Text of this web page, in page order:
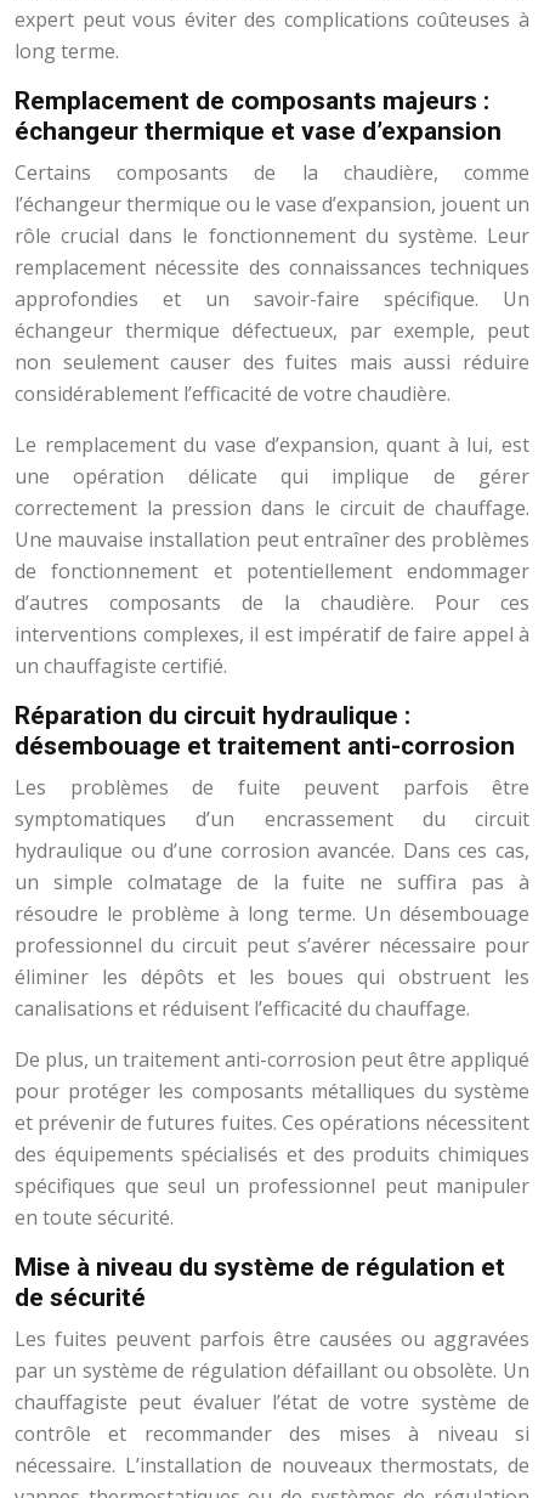
expert peut vous éviter des complications coûteuses à
long terme.
Remplacement de composants majeurs :
échangeur thermique et vase d’expansion
Certains composants de la chaudière, comme
l’échangeur thermique ou le vase d’expansion, jouent un
rôle crucial dans le fonctionnement du système. Leur
remplacement nécessite des connaissances techniques
approfondies et un savoir-faire spécifique. Un
échangeur thermique défectueux, par exemple, peut
non seulement causer des fuites mais aussi réduire
considérablement l’efficacité de votre chaudière.
Le remplacement du vase d’expansion, quant à lui, est
une opération délicate qui implique de gérer
correctement la pression dans le circuit de chauffage.
Une mauvaise installation peut entraîner des problèmes
de fonctionnement et potentiellement endommager
d’autres composants de la chaudière. Pour ces
interventions complexes, il est impératif de faire appel à
un chauffagiste certifié.
Réparation du circuit hydraulique :
désembouage et traitement anti-corrosion
Les problèmes de fuite peuvent parfois être
symptomatiques d’un encrassement du circuit
hydraulique ou d’une corrosion avancée. Dans ces cas,
un simple colmatage de la fuite ne suffira pas à
résoudre le problème à long terme. Un désembouage
professionnel du circuit peut s’avérer nécessaire pour
éliminer les dépôts et les boues qui obstruent les
canalisations et réduisent l’efficacité du chauffage.
De plus, un traitement anti-corrosion peut être appliqué
pour protéger les composants métalliques du système
et prévenir de futures fuites. Ces opérations nécessitent
des équipements spécialisés et des produits chimiques
spécifiques que seul un professionnel peut manipuler
en toute sécurité.
Mise à niveau du système de régulation et
de sécurité
Les fuites peuvent parfois être causées ou aggravées
par un système de régulation défaillant ou obsolète. Un
chauffagiste peut évaluer l’état de votre système de
contrôle et recommander des mises à niveau si
nécessaire. L’installation de nouveaux thermostats, de